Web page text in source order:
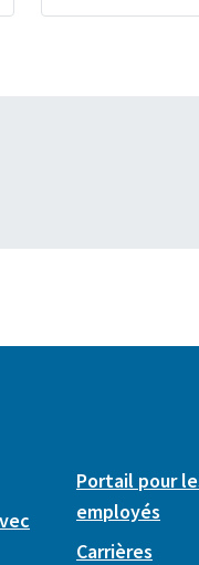
Portail pour
employés
Carrières